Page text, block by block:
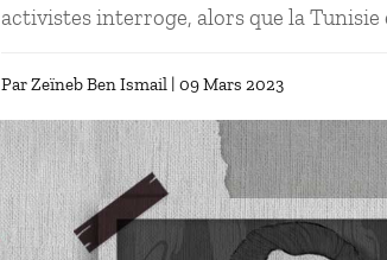
activistes interroge, alors que la
ParZeïneb Ben Ismail | 09 Mars 2023